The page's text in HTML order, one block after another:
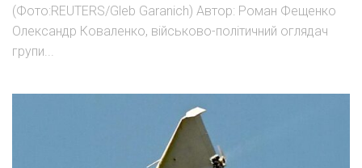
(Фото:REUTERS/Gleb Garanich) Автор: Роман Фещенко
Олександр Коваленко, військово-політичний оглядач
групи...